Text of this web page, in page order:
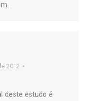
2012
deste estudo é